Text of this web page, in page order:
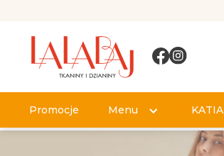
Promocje Menu KATIA